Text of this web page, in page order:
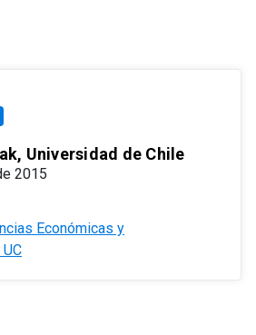
Universidad de Chile
2015
Económicas y